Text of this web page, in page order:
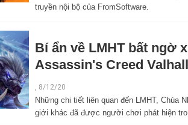
truyền nội bộ của FromSoftware.
Bí ẩn về LMHT bất ngờ
Assassin's Creed
, 8/12/20
Những chi tiết liên quan đến LMHT, Chúa
giới khác đã được người chơi phát hiện